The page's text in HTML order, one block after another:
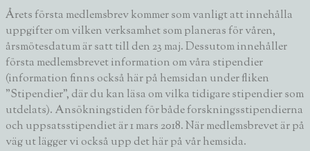
Årets första medlemsbrev kommer som vanligt att innehålla
uppgifter om vilken verksamhet som planeras för våren,
årsmötesdatum är satt till den 23 maj. Dessutom innehåller
första medlemsbrevet information om våra stipendier
(information finns också här på hemsidan under fliken
”Stipendier”, där du kan läsa om vilka tidigare stipendier som
utdelats). Ansökningstiden för både forskningsstipendierna
och uppsatsstipendiet är 1 mars 2018. När medlemsbrevet är på
väg ut lägger vi också upp det här på vår hemsida.